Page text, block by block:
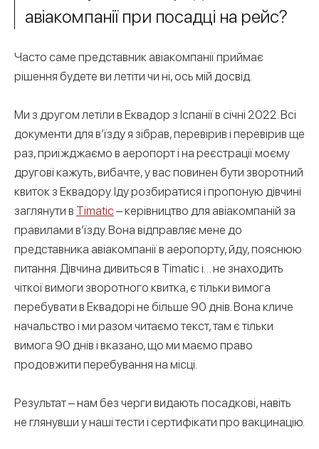
авіакомпанії при посадці на рейс?
Часто саме представник авіакомпанії приймає
рішення будете ви летіти чи ні, ось мій досвід.
Ми з другом летіли в Еквадор з Іспанії в січні 2022. Всі
документи для в’їзду я зібрав, перевірив і перевірив ще
раз, приїжджаємо в аеропорт і на реєстрації моєму
другові кажуть, вибачте, у вас повинен бути зворотний
квиток з Еквадору. Іду розбиратися і пропоную дівчині
заглянути в Timatic– керівництво для авіакомпаній за
правилами в’їзду. Вона відправляє мене до
представника авіакомпанії в аеропорту, йду, пояснюю
питання. Дівчина дивиться в Timatic і… не знаходить
чіткої вимоги зворотного квитка, є тільки вимога
перебувати в Еквадорі не більше 90 днів. Вона кличе
начальство і ми разом читаємо текст, там є тільки
вимога 90 днів і вказано, що ми маємо право
продовжити перебування на місці.
Результат – нам без черги видають посадкові, навіть
не глянувши у наші тести і сертифікати про вакцинацію.